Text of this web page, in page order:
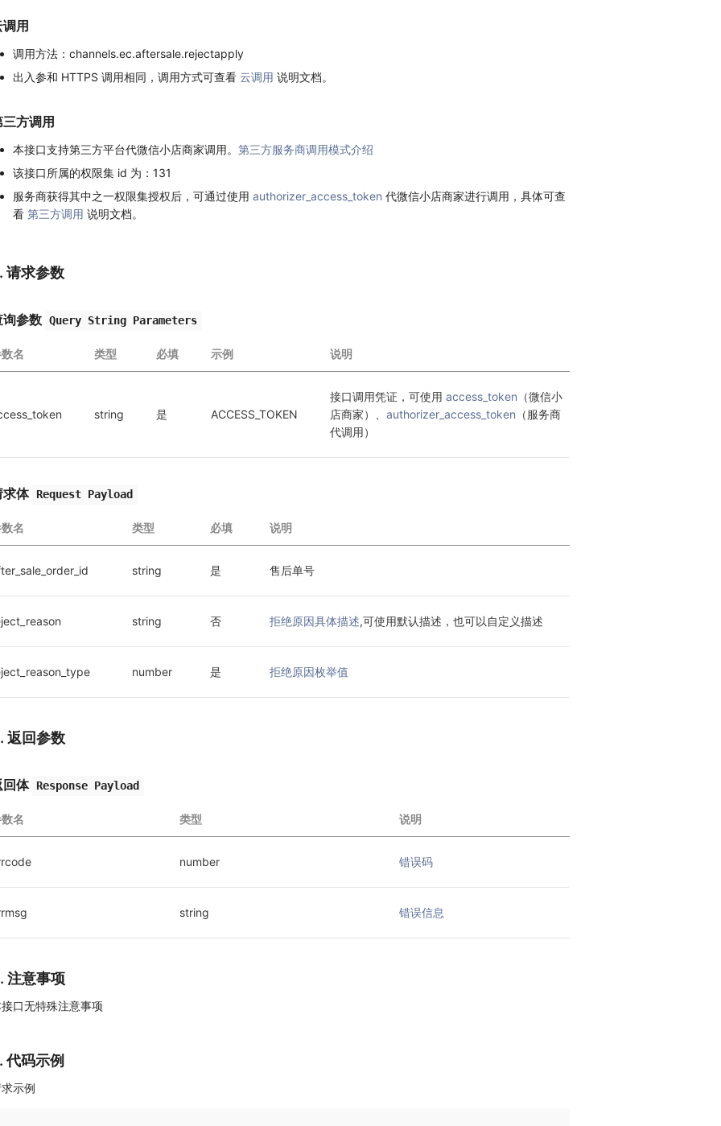
用
调用方法：channels.ec.aftersale.rejectapply
出入参和 HTTPS 调用相同，调用方式可查看 云调用 说明文档。
三方调用
本接口支持第三方平台代微信小店商家调用。 第三方服务商调用模式介绍
该接口所属的权限集 id 为：131
服务商获得其中之一权限集授权后，可通过使用 authorizer_access_token 代微信小店商家进行调用，具体可查
看 第三方调用 说明文档。
请求参数
询参数 Query String Parameters
名 类型 必填 示例 说明
string 是 ACCESS_TOKEN
接口调用凭证，可使用 access_token （微信小
店商家）、 authorizer_access_token （服务商
代调用）
求体 Request Payload
名 类型 必填 说明
string 是 售后单号
string 否 拒绝原因具体描述,可使用默认描述，也可以自定义描述
number 是 拒绝原因枚举值
返回参数
回体 Response Payload
名 类型 说明
number 错误码
string 错误信息
注意事项
口无特殊注意事项
代码示例
示例